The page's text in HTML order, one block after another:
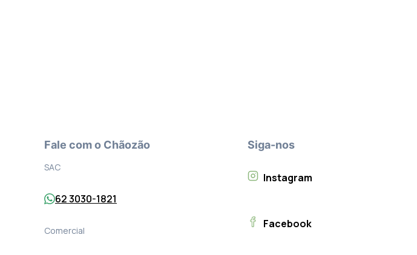
Fale com o Chãozão
SAC
62 3030-1821
Comercial
Siga-nos
Instagram
Facebook